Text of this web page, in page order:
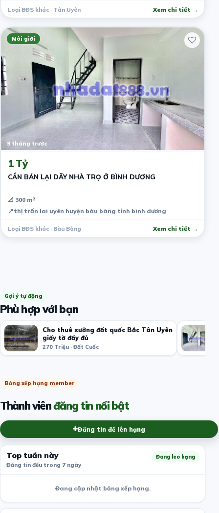
Loại BĐS khác · Tân Uyên Xem chi tiết →
Môi giới
9 tháng trước
1 Tỷ
CẦN BÁN LẠI DÃY NHÀ TRỌ Ở BÌNH DƯƠNG
📐 300 m²
📍thị trấn lai uyên huyện bàu bàng tỉnh bình dương
Loại BĐS khác · Bàu Bàng Xem chi tiết →
Gợi ý tự động
Phù hợp với bạn
Cho thuê xưởng đất quốc Bắc Tân Uyên
giấy tờ đầy đủ
270 Triệu · Đất Cuốc
Bảng xếp hạng member
Thành viênđăng tin nổi bật
Đăng tin để lên hạng
Top tuần này
Đăng tin đều trong 7 ngày
Đang leo hạng
Đang cập nhật bảng xếp hạng.